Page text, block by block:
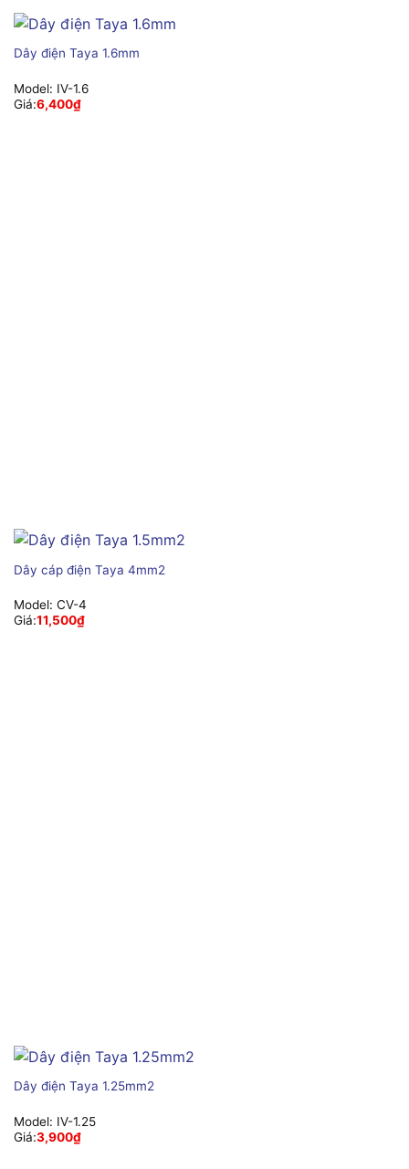
Dây điện Taya 1.6mm
Model: IV-1.6
Giá:6,400₫
Dây cáp điện Taya 4mm2
Model: CV-4
Giá:11,500₫
Dây điện Taya 1.25mm2
Model: IV-1.25
Giá:3,900₫